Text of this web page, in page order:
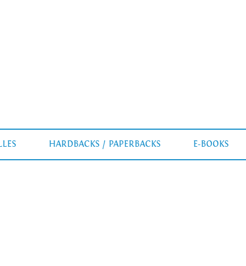
HARDBACKS / PAPERBACKS E-BOOKS